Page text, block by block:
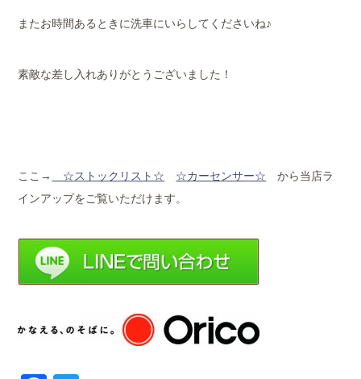
またお時間あるときに洗車にいらしてくださいね♪
素敵な差し入れありがとうございました！
ここ→ ☆ストックリ スト☆ ☆カーセンサー☆ から当店ラ
インアップをご覧いただけます。